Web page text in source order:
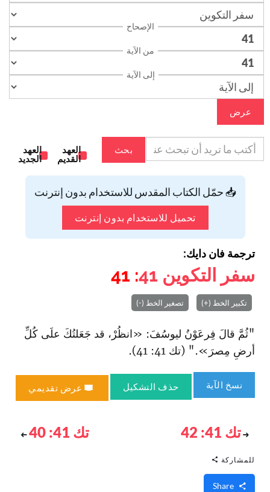
الإصحاح
من الآية
إلى الآية
عرض
بحث
العهد
القديم
العهد
الجديد
📥 حمّل الكتاب المقدس للاستخدام بدون إنترنت
تحميل للاستخدام بدون إنترنت
ترجمة فان دايك:
سفر التكوين 41
: 41
تكبير الخط (+) تصغير الخط (-)
"ثُمَّ قالَ فِرعَوْنُ ليوسُفَ: «انظُرْ، قد جَعَلتُكَ علَى كُلِّ
أرضِ مِصرَ»." (تك 41: 41).
نسخ الآية حذف التشكيل عرض تقديمي
تك 41: 42 تك 41: 40
للمشاركة